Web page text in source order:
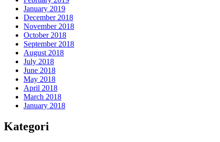
January 2019
December 2018
November 2018
October 2018
September 2018
August 2018
July 2018
June 2018
May 2018
April 2018
March 2018
January 2018
Kategori